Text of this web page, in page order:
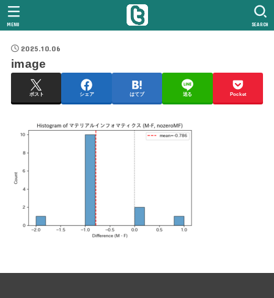
SEARCH
MENU
2025.10.06
image
ポスト シェア はてブ 送る Pocket